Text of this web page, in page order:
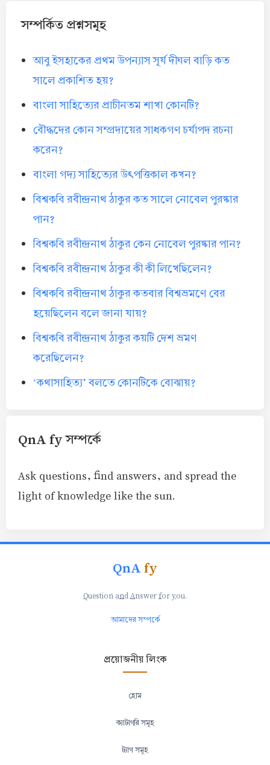
সম্পর্কিত প্রশ্নসমূহ
আবু ইসহাকের প্রথম উপন্যাস সূর্য দীঘল বাড়ি কত
সালে প্রকাশিত হয়?
বাংলা সাহিত্যের প্রাচীনতম শাখা কোনটি?
বৌদ্ধদের কোন সম্প্রদায়ের সাধকগণ চর্যাপদ রচনা
করেন?
বাংলা গদ্য সাহিত্যের উৎপত্তিকাল কখন?
বিশ্বকবি রবীন্দ্রনাথ ঠাকুর কত সালে নোবেল পুরষ্কার
পান?
বিশ্বকবি রবীন্দ্রনাথ ঠাকুর কেন নোবেল পুরষ্কার পান?
বিশ্বকবি রবীন্দ্রনাথ ঠাকুর কী কী লিখেছিলেন?
বিশ্বকবি রবীন্দ্রনাথ ঠাকুর কতবার বিশ্বভ্রমণে বের
হয়েছিলেন বলে জানা যায়?
বিশ্বকবি রবীন্দ্রনাথ ঠাকুর কয়টি দেশ ভ্রমণ
করেছিলেন?
‘কথাসাহিত্য’ বলতে কোনটিকে বোঝায়?
QnA fy সম্পর্কে
Ask questions, find answers, and spread the
light of knowledge like the sun.
QnAfy
Question andAnswer foryou.
আমাদের সম্পর্কে
প্রয়োজনীয় লিংক
হোম
ক্যাটাগরি সমূহ
ট্যাগ সমূহ